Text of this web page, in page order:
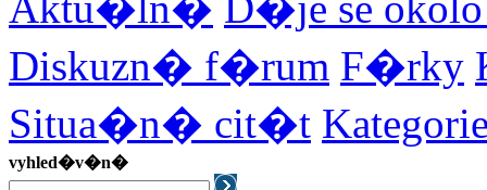
Diskuzn� f�rum F�rky
Situa�n� cit�t
vyhled�v�n�